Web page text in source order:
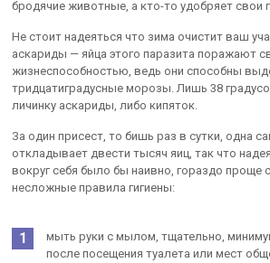
бродячие животные, а кто-то удобряет свои
Не стоит надеяться что зима очистит ваш
аскариды — яйца этого паразита поражают
жизнеспособностью, ведь они способны
тридцатиградусные морозы. Лишь 38
личинку аскариды, либо кипяток.
За один присест, то бишь раз в сутки, одна
откладывает двести тысяч яиц, так что
вокруг себя было бы наивно, гораздо проще
несложные правила гигиены:
мыть руки с мылом, тщательно,
после посещения туалета или мест